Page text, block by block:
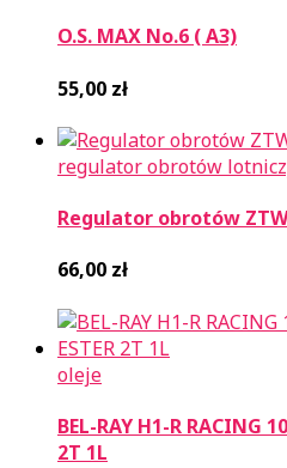
O.S. MAX No.6 ( A3)
55,00 zł
regulator obrotów
Regulator obrotów ZTW
66,00 zł
oleje
BEL-RAY H1-R RACING
2T 1L